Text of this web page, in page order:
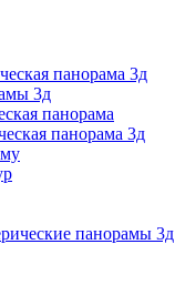
панорама 3д
3д
панорама
панорама 3д
панорамы 3д